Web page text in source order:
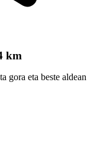
km
gora eta beste aldean